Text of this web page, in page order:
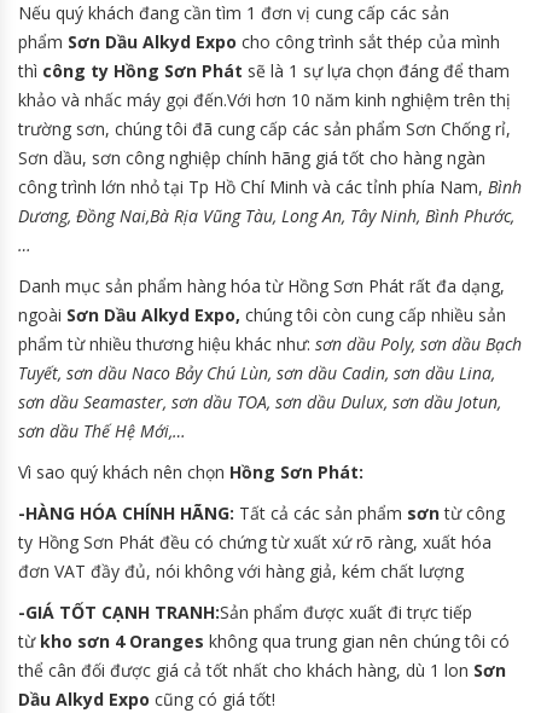
Nếu quý khách đang cần tìm 1 đơn vị cung cấp các sản
phẩm Sơn Dầu Alkyd Expo cho công trình sắt thép của mình
thì công ty Hồng Sơn Phát sẽ là 1 sự lựa chọn đáng để tham
khảo và nhấc máy gọi đến.Với hơn 10 năm kinh nghiệm trên thị
trường sơn, chúng tôi đã cung cấp các sản phẩm Sơn Chống rỉ,
Sơn dầu, sơn công nghiệp chính hãng giá tốt cho hàng ngàn
công trình lớn nhỏ tại Tp Hồ Chí Minh và các tỉnh phía Nam, Bình
Dương, Đồng Nai,Bà Rịa Vũng Tàu, Long An, Tây Ninh, Bình Phước,
…
Danh mục sản phẩm hàng hóa từ Hồng Sơn Phát rất đa dạng,
ngoài Sơn Dầu Alkyd Expo, chúng tôi còn cung cấp nhiều sản
phẩm từ nhiều thương hiệu khác như: sơn dầu Poly, sơn dầu Bạch
Tuyết, sơn dầu Naco Bảy Chú Lùn, sơn dầu Cadin, sơn dầu Lina,
sơn dầu Seamaster, sơn dầu TOA, sơn dầu Dulux, sơn dầu Jotun,
sơn dầu Thế Hệ Mới,…
Vì sao quý khách nên chọn Hồng Sơn Phát:
-HÀNG HÓA CHÍNH HÃNG: Tất cả các sản phẩm sơntừ công
ty Hồng Sơn Phát đều có chứng từ xuất xứ rõ ràng, xuất hóa
đơn VAT đầy đủ, nói không với hàng giả, kém chất lượng
-GIÁ TỐT CẠNH TRANH:Sản phẩm được xuất đi trực tiếp
từ kho sơn 4 Oranges không qua trung gian nên chúng tôi có
thể cân đối được giá cả tốt nhất cho khách hàng, dù 1 lon Sơn
Dầu Alkyd Expo cũng có giá tốt!